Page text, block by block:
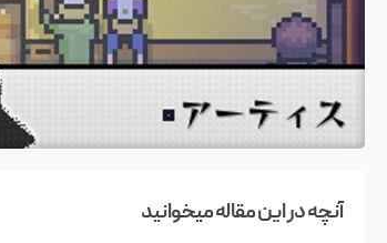
آنچه در این مقاله میخوانید